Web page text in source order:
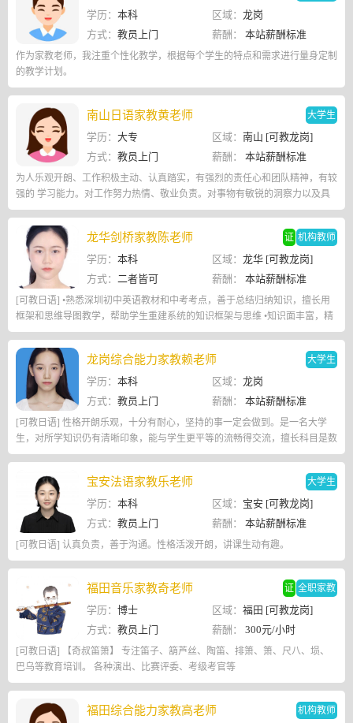
学历： 本科 区域： 龙岗
方式： 教员上门 薪酬： 本站薪酬标准
作为家教老师，我注重个性化教学，根据每个学生的特点和需求进行量身定制
的教学计划。
南山日语家教黄老师 大学生
学历： 大专 区域： 南山 [可教龙岗]
方式： 教员上门 薪酬： 本站薪酬标准
为人乐观开朗、工作积极主动、认真踏实，有强烈的责任心和团队精神，有较
强的 学习能力。对工作努力热情、敬业负责。对事物有敏锐的洞察力以及具
有较强的 应变处理能力和适应能力；善于在工作中提出问题、发现问题
龙华剑桥家教陈老师 证 机构教师
学历： 本科 区域： 龙华 [可教龙岗]
方式： 二者皆可 薪酬： 本站薪酬标准
[可教日语] •熟悉深圳初中英语教材和中考考点，善于总结归纳知识，擅⻓用
框架和思维导图教学，帮助学生重建系统的知识框架与思维 •知识面丰富，精
通语音、语法、词源和词根词缀，有独到的单词和阅读教学方法
龙岗综合能力家教赖老师 大学生
学历： 本科 区域： 龙岗
方式： 教员上门 薪酬： 本站薪酬标准
[可教日语] 性格开朗乐观，十分有耐心，坚持的事一定会做到。是一名大学
生，对所学知识仍有清晰印象，能与学生更平等的流畅得交流，擅长科目是数
学、物理和生物，对课程的知识网络有完整的认知。
宝安法语家教乐老师 大学生
学历： 本科 区域： 宝安 [可教龙岗]
方式： 教员上门 薪酬： 本站薪酬标准
[可教日语] 认真负责，善于沟通。性格活泼开朗，讲课生动有趣。
福田音乐家教奇老师 证 全职家教
学历： 博士 区域： 福田 [可教龙岗]
方式： 教员上门 薪酬： 300元/小时
[可教日语] 【奇叔笛箫】 专注笛子、箶芦丝、陶笛、排箫、箫、尺八、埙、
巴乌等教育培训。 各种演出、比赛评委、考级考官等
福田综合能力家教高老师 机构教师